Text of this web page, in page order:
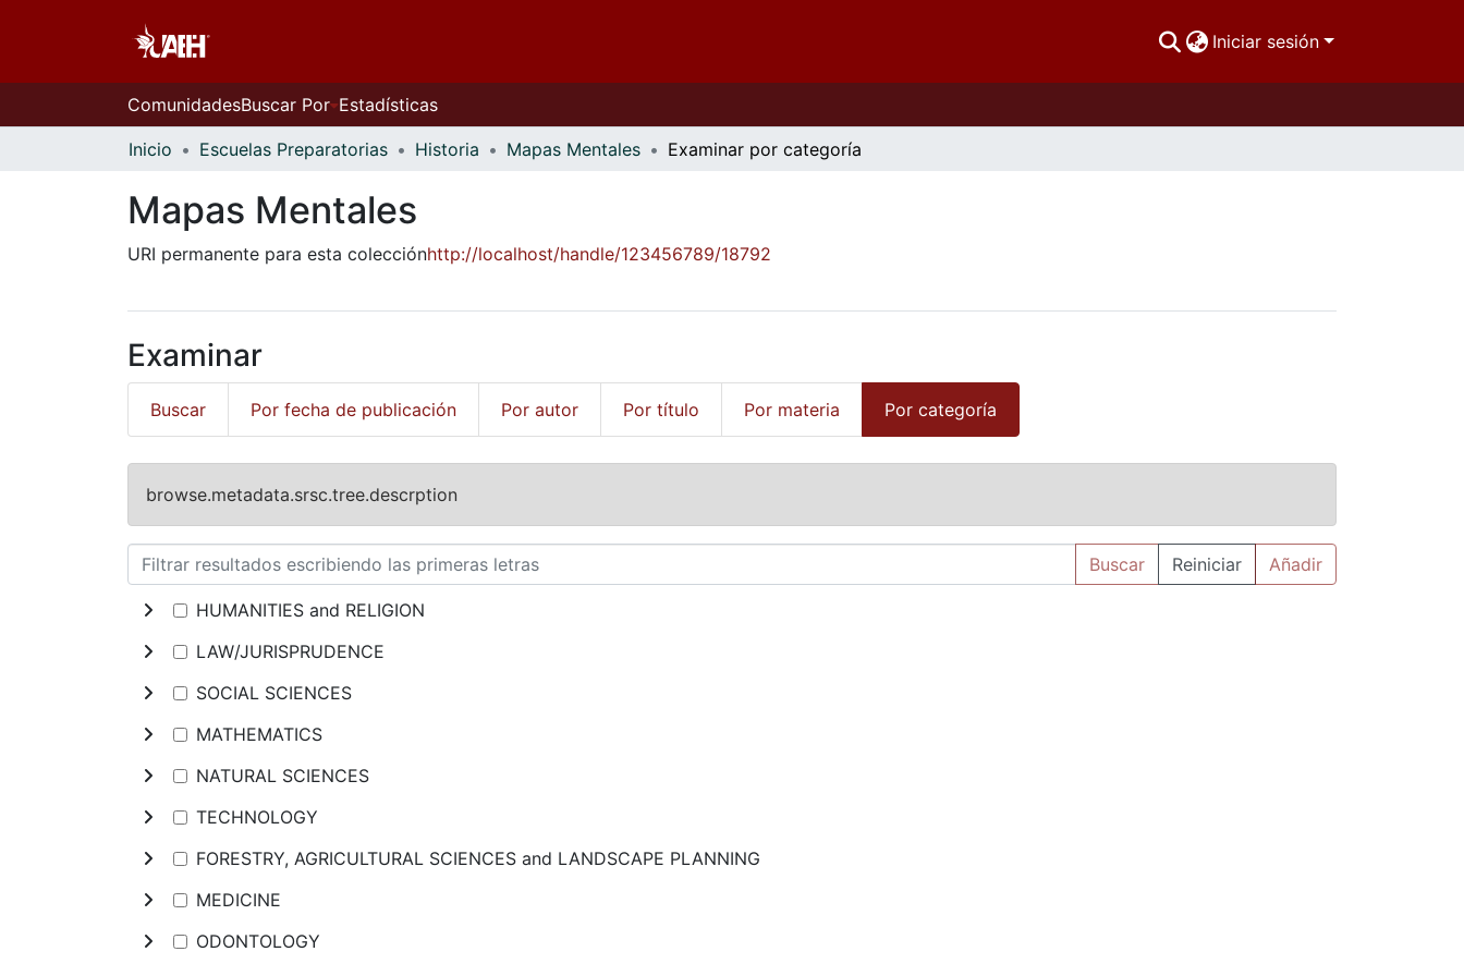
Iniciar sesión
ComunidadesBuscar Por Estadísticas
Inicio Escuelas Preparatorias Historia Mapas Mentales Examinar por categoría
Mapas Mentales
URI permanente para esta colecciónhttp://localhost/handle/123456789/18792
Examinar
Buscar Por fecha de publicación Por autor Por título Por materia Por categoría
browse.metadata.srsc.tree.descrption
Buscar Reiniciar Añadir
HUMANITIES and RELIGION
LAW/JURISPRUDENCE
SOCIAL SCIENCES
MATHEMATICS
NATURAL SCIENCES
TECHNOLOGY
FORESTRY, AGRICULTURAL SCIENCES and LANDSCAPE PLANNING
MEDICINE
ODONTOLOGY